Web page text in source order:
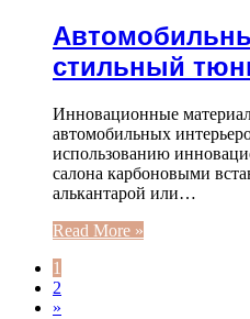
стильный
Инновационные
автомобильных
использованию
салона карбоновыми
алькантарой или…
Read More »
1
2
»